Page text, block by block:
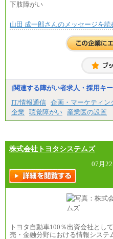
※試用期間中も給
基本月給／20万
いたします
※自己成長支援
※別途、
下肢障がい
山田 成一郎さんのメッセージを読
[関連する障がい者求人・採用キ
IT/情報通信 企画・マーケティン
企業
聴覚障がい 産業医の設置
株式会社トヨタシステムズ
07月
トヨタ自動車100％出資会社とし
売・金融分野における情報システ